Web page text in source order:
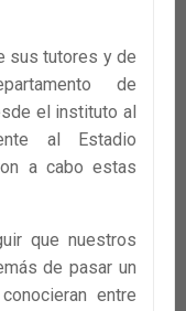
sus tutores y de
de
el instituto al
al Estadio
a cabo estas
que nuestros
de pasar un
entre